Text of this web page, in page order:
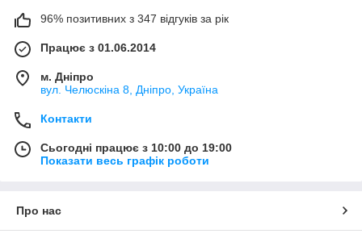
96% позитивних з 347 відгуків за рік
Працює з 01.06.2014
м. Дніпро
вул. Челюскіна 8, Дніпро, Україна
Контакти
Сьогодні працює з 10:00 до 19:00
Показати весь графік роботи
Про нас